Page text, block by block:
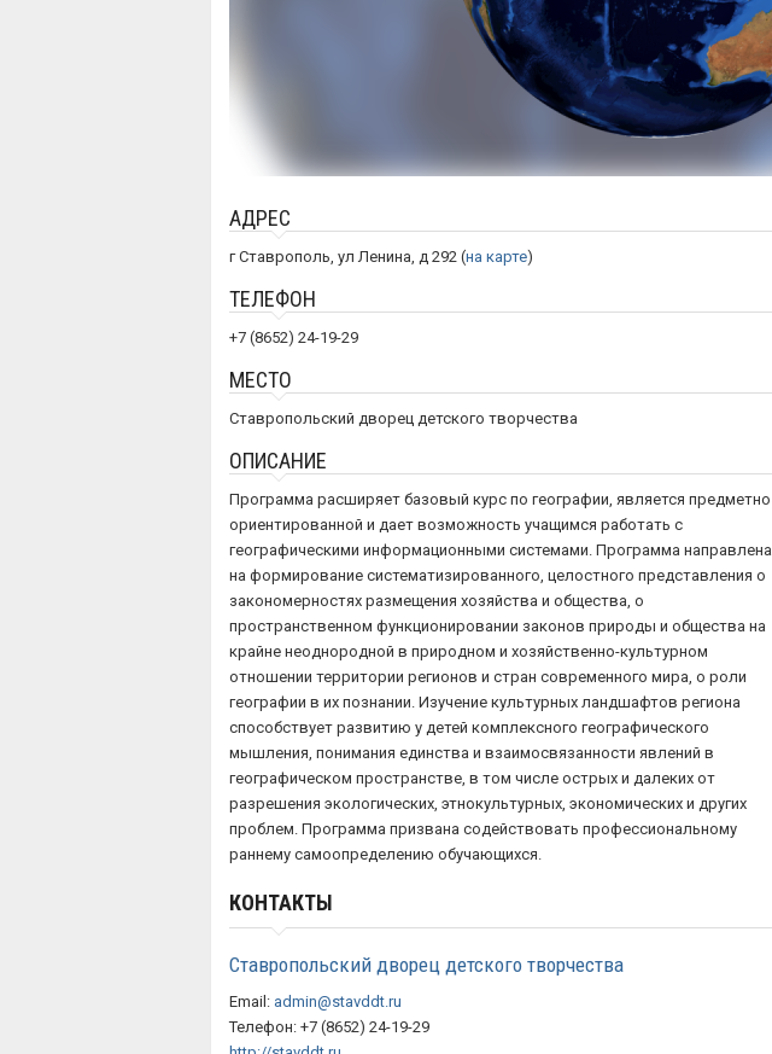
АДРЕС
г Ставрополь, ул Ленина, д 292 (на карте)
ТЕЛЕФОН
+7 (8652) 24-19-29
МЕСТО
Ставропольский дворец детского творчества
ОПИСАНИЕ
Программа расширяет базовый курс по географии, является предметно
ориентированной и дает возможность учащимся работать с
географическими информационными системами. Программа направлена
на формирование систематизированного, целостного представления о
закономерностях размещения хозяйства и общества, о
пространственном функционировании законов природы и общества на
крайне неоднородной в природном и хозяйственно-культурном
отношении территории регионов и стран современного мира, о роли
географии в их познании. Изучение культурных ландшафтов региона
способствует развитию у детей комплексного географического
мышления, понимания единства и взаимосвязанности явлений в
географическом пространстве, в том числе острых и далеких от
разрешения экологических, этнокультурных, экономических и других
проблем. Программа призвана содействовать профессиональному
раннему самоопределению обучающихся.
КОНТАКТЫ
Ставропольский дворец детского творчества
Email: admin@stavddt.ru
Телефон: +7 (8652) 24-19-29